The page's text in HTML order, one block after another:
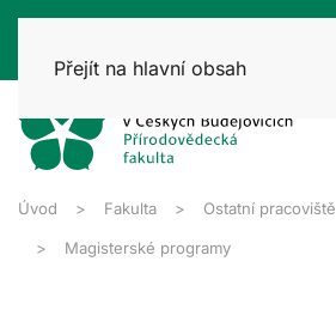
Přejít na hlavní obsah
Úvod Fakulta Ostatní pracoviště
Magisterské programy